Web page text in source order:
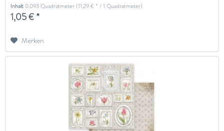
Inhalt0.093 Quadratmeter(11,29 € * / 1 Quadratmeter)
1,05 € *
Merken